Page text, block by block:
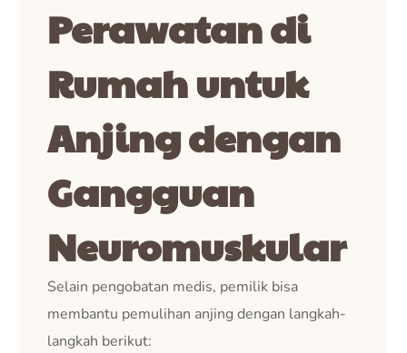
Perawatan di
Rumah untuk
Anjing dengan
Gangguan
Neuromuskular
Selain pengobatan medis, pemilik bisa
membantu pemulihan anjing dengan langkah-
langkah berikut: